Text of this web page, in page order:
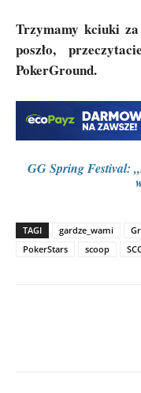
Trzymamy kciuki
poszło,
PokerGround.
GG Spring Festival:
TAGI gardze_wami
PokerStars
scoop